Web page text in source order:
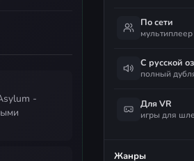
По сети
С русской
полный
Для VR
игры для
Жанры